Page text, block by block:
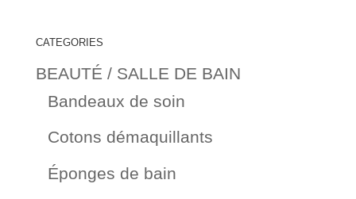
CATEGORIES
BEAUTÉ / SALLE DE BAIN
Bandeaux de soin
Cotons démaquillants
Éponges de bain